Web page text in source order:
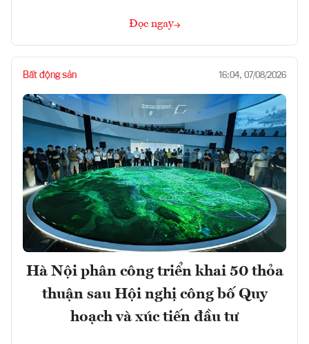
Đọc ngay
Bất động sản 16:04, 07/08/2026
Hà Nội phân công triển khai 50 thỏa
thuận sau Hội nghị công bố Quy
hoạch và xúc tiến đầu tư